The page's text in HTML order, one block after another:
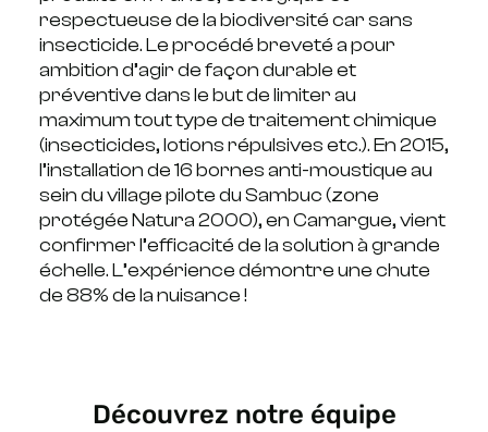
respectueuse de la biodiversité car sans
insecticide. Le procédé breveté a pour
ambition d’agir de façon durable et
préventive dans le but de limiter au
maximum tout type de traitement chimique
(insecticides, lotions répulsives etc.). En 2015,
l’installation de 16 bornes anti-moustique au
sein du village pilote du Sambuc (zone
protégée Natura 2000), en Camargue, vient
confirmer l’efficacité de la solution à grande
échelle. L’expérience démontre une chute
de 88% de la nuisance !
Découvrez notre équipe